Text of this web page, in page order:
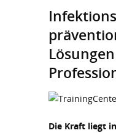
Die Kraft liegt